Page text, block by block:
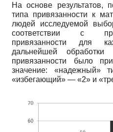
На основе результатов,
типа привязанности к
людей исследуемой
соответствии с
привязанности для
дальнейшей
привязанности было
значение: «надежный»
«избегающий» — «2» и